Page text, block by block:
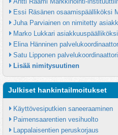
Essi Räsänen osaamispäälliköksi
Juha Parviainen on nimitetty
Marko Lukkari
Elina Hänninen
Satu Lipponen
Lisää nimitysuutinen
Julkiset hankintailmoitukset
Käyttövesiputkien saneeraaminen
Paimensaarentien vesihuolto
Lappalaisentien peruskorjaus